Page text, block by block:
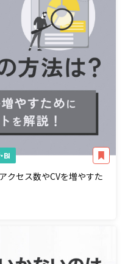
BI
クセス数やCVを増やすた